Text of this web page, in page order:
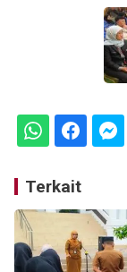
Terkait